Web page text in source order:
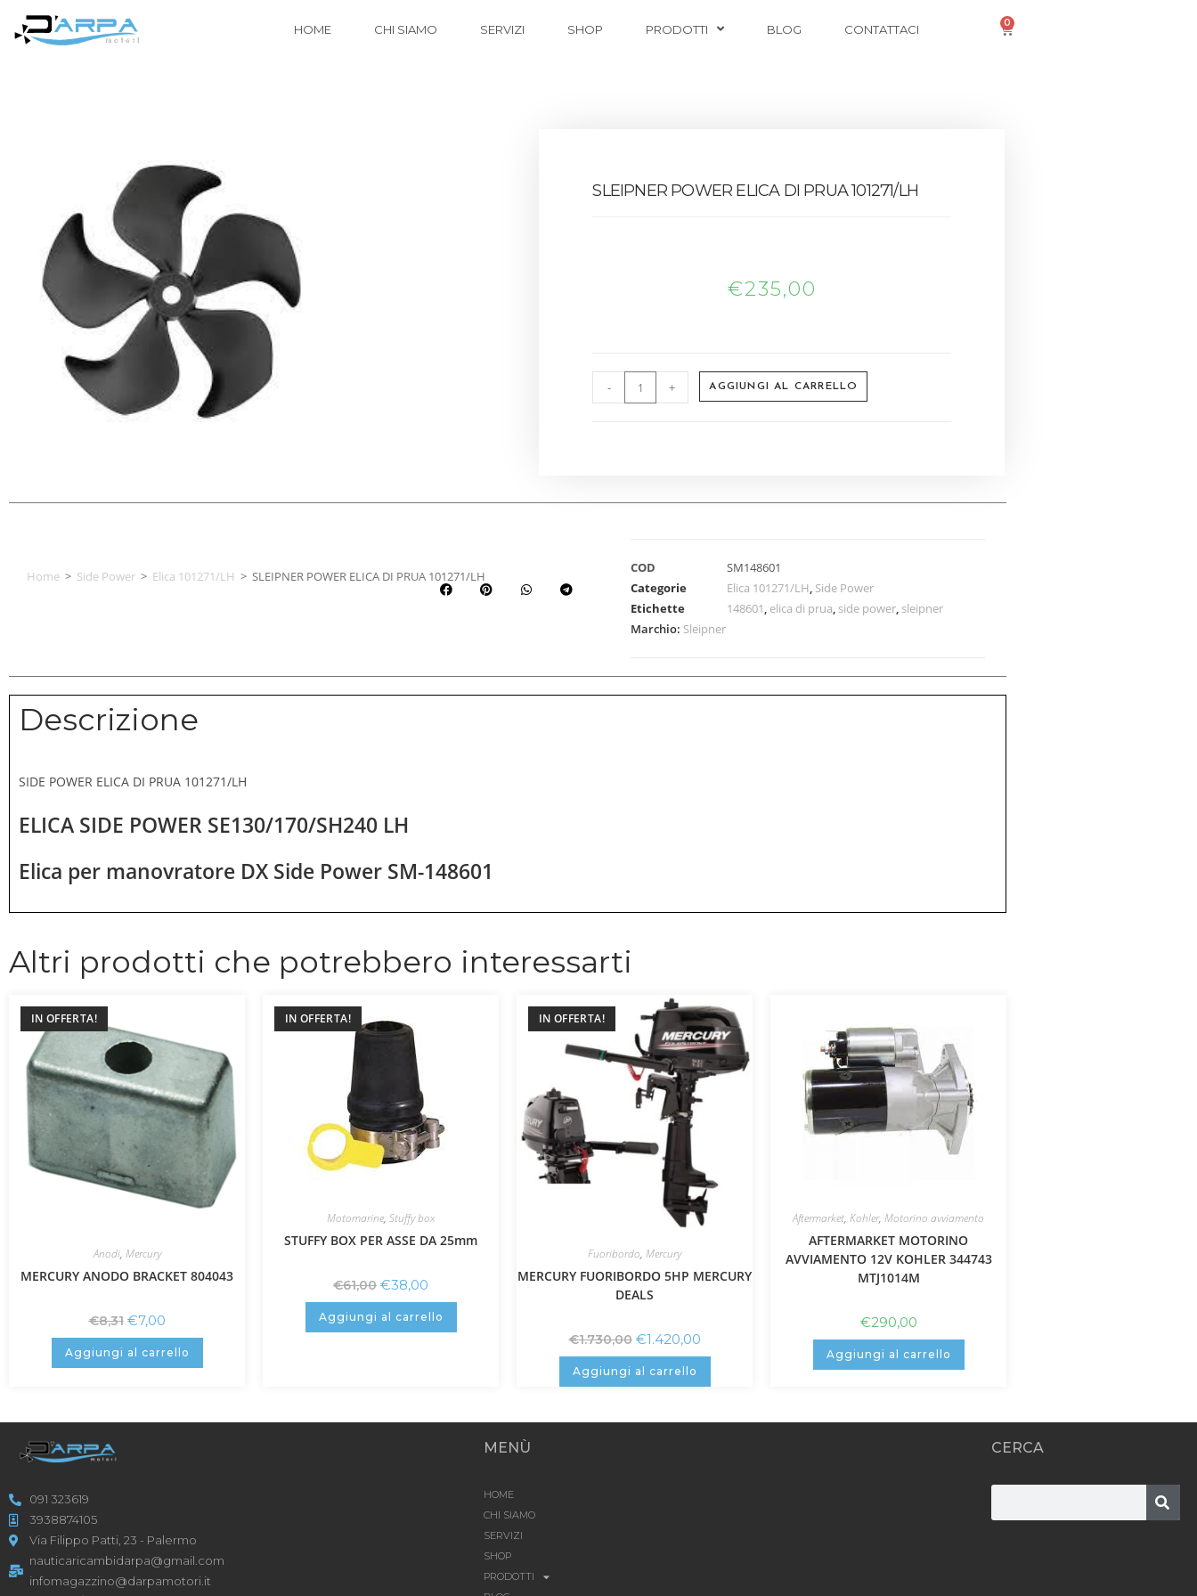
HOME CHI SIAMO SERVIZI SHOP PRODOTTI BLOG CONTATTACI 0
SLEIPNER POWER ELICA DI PRUA 101271/LH
€235,00
- + AGGIUNGI AL CARRELLO
Home > Side Power > Elica 101271/LH > SLEIPNER POWER ELICA DI PRUA 101271/LH
COD
SM148601
Categorie
Elica 101271/LH, Side Power
Etichette
148601, elica di prua, side power, sleipner
Marchio: Sleipner
Descrizione
SIDE POWER ELICA DI PRUA 101271/LH
ELICA SIDE POWER SE130/170/SH240 LH
Elica per manovratore DX Side Power SM-148601
Altri prodotti che potrebbero interessarti
IN OFFERTA!
Anodi, Mercury
MERCURY ANODO BRACKET 804043
€8,31 €7,00
Aggiungi al carrello
IN OFFERTA!
Motomarine, Stuffy box
STUFFY BOX PER ASSE DA 25mm
€61,00 €38,00
Aggiungi al carrello
IN OFFERTA!
Fuoribordo, Mercury
MERCURY FUORIBORDO 5HP MERCURY
DEALS
€1.730,00 €1.420,00
Aggiungi al carrello
Aftermarket, Kohler, Motorino avviamento
AFTERMARKET MOTORINO
AVVIAMENTO 12V KOHLER 344743
MTJ1014M
€290,00
Aggiungi al carrello
091 323619
3938874105
Via Filippo Patti, 23 - Palermo
nauticaricambidarpa@gmail.com
infomagazzino@darpamotori.it
MENÙ
HOME
CHI SIAMO
SERVIZI
SHOP
PRODOTTI
CERCA